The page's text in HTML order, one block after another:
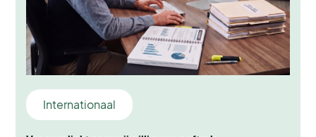
Internationaal